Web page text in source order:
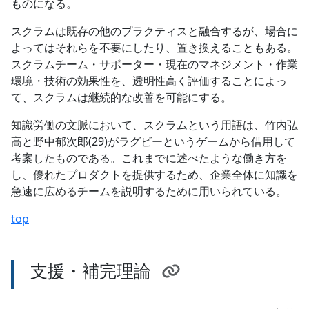
ものになる。
スクラムは既存の他のプラクティスと融合するが、場合に
よってはそれらを不要にしたり、置き換えることもある。
スクラムチーム・サポーター・現在のマネジメント・作業
環境・技術の効果性を、透明性高く評価することによっ
て、スクラムは継続的な改善を可能にする。
知識労働の文脈において、スクラムという用語は、竹内弘
高と野中郁次郎(29)がラグビーというゲームから借用して
考案したものである。これまでに述べたような働き方を
し、優れたプロダクトを提供するため、企業全体に知識を
急速に広めるチームを説明するために用いられている。
top
支援・補完理論